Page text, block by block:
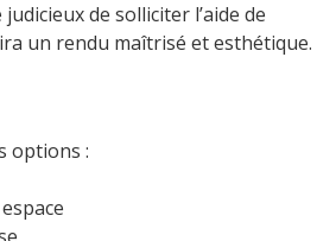
de solliciter l’aide de
un rendu maîtrisé et esthétique.
options :